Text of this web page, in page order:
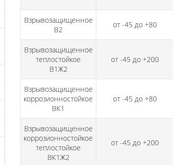
Взрывозащищенное
В2
от -45 до +80
Взрывозащищенное
теплостойкое
В1Ж2
от -45 до +200
Взрывозащищенное
коррозионностойкое
ВК1
от -45 до +80
Взрывозащищенное
коррозионностойкое
теплостойкое
ВК1Ж2
от -45 до +200